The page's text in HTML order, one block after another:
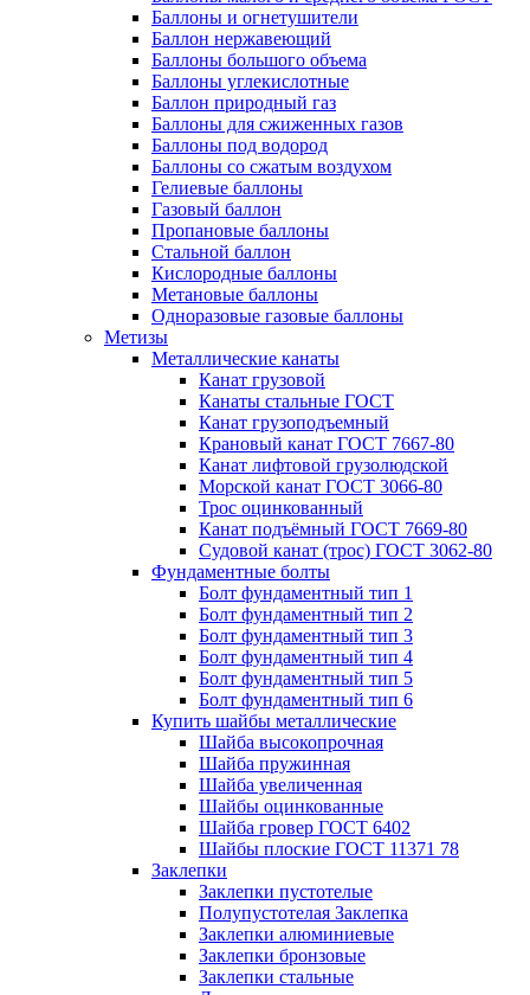
Баллоны и огнетушители
Баллон нержавеющий
Баллоны большого объема
Баллоны углекислотные
Баллон природный газ
Баллоны для сжиженных газов
Баллоны под водород
Баллоны со сжатым воздухом
Гелиевые баллоны
Газовый баллон
Пропановые баллоны
Стальной баллон
Кислородные баллоны
Метановые баллоны
Одноразовые газовые баллоны
Метизы
Металлические канаты
Канат грузовой
Канаты стальные ГОСТ
Канат грузоподъемный
Крановый канат ГОСТ 7667-80
Канат лифтовой грузолюдской
Морской канат ГОСТ 3066-80
Трос оцинкованный
Канат подъёмный ГОСТ 7669-80
Судовой канат (трос) ГОСТ 3062-80
Фундаментные болты
Болт фундаментный тип 1
Болт фундаментный тип 2
Болт фундаментный тип 3
Болт фундаментный тип 4
Болт фундаментный тип 5
Болт фундаментный тип 6
Купить шайбы металлические
Шайба высокопрочная
Шайба пружинная
Шайба увеличенная
Шайбы оцинкованные
Шайба гровер ГОСТ 6402
Шайбы плоские ГОСТ 11371 78
Заклепки
Заклепки пустотелые
Полупустотелая Заклепка
Заклепки алюминиевые
Заклепки бронзовые
Заклепки стальные